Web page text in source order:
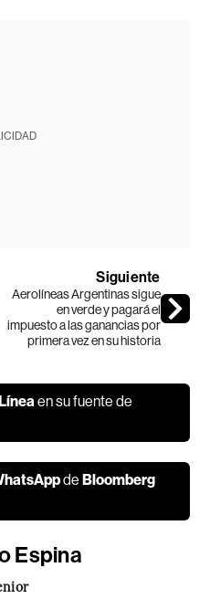
Siguiente
Aerolíneas Argentinas sigue
en verde y pagará el
impuesto a las ganancias por
primera vez en su historia
en su fuente de
deBloomberg
Espina